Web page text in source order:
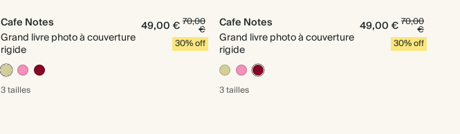
Cafe Notes
Grand livre photo à couverture
rigide
49,00 €70,00
€
30% off
3 tailles
Cafe Notes
Grand livre photo à couverture
rigide
49,00 €70,00
€
30% off
3 tailles